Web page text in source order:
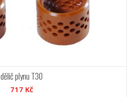
dělič plynu T30
717 Kč